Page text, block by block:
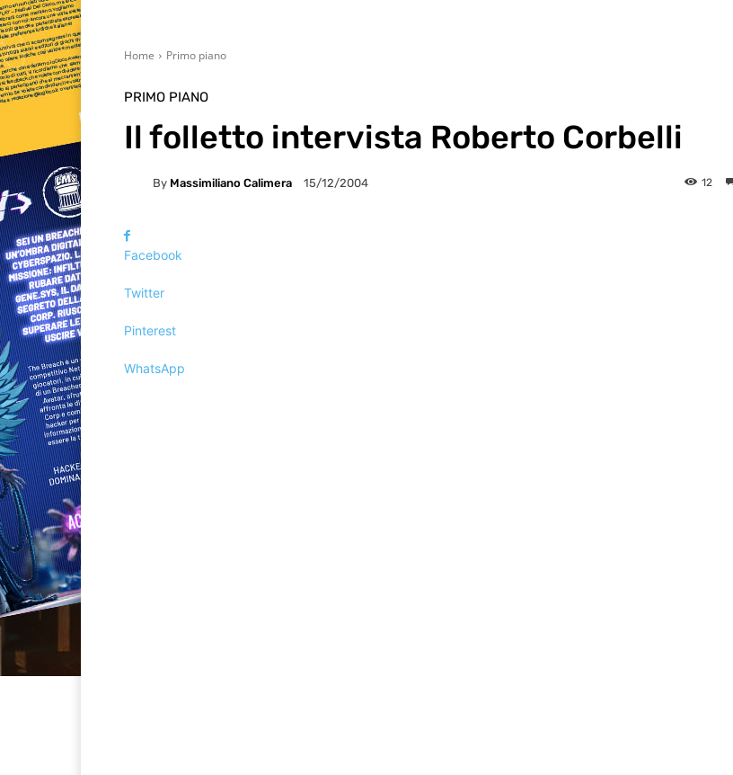
Home Primo piano
PRIMO PIANO
Il folletto intervista Roberto Corbelli
By Massimiliano Calimera 15/12/2004 12
Facebook
Twitter
Pinterest
WhatsApp